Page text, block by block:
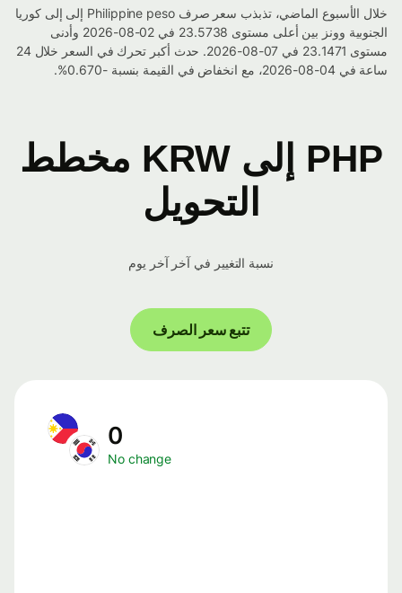
خلال الأسبوع الماضي، تذبذب سعر صرف Philippine peso إلى إلى كوريا
الجنوبية وونز بين أعلى مستوى 23.5738 في 02-08-2026 وأدنى
مستوى 23.1471 في 07-08-2026. حدث أكبر تحرك في السعر خلال 24
ساعة في 04-08-2026، مع انخفاض في القيمة بنسبة -0.670%.
PHP إلى KRW مخطط
التحويل
نسبة التغيير في آخر آخر يوم
تتبع سعر الصرف
0
No change